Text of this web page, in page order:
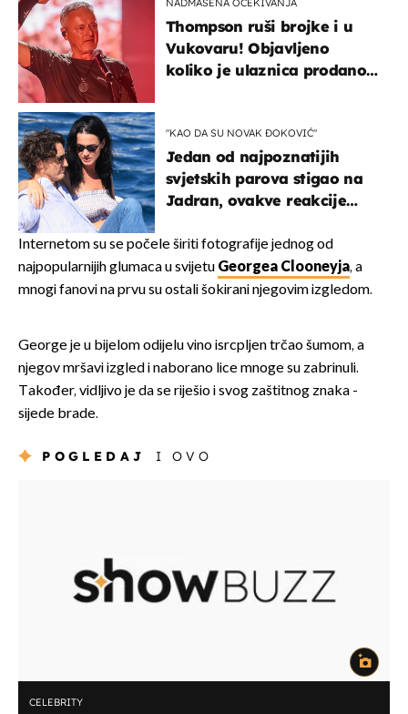
NADMAŠENA OČEKIVANJA
Thompson ruši brojke i u
Vukovaru! Objavljeno
koliko je ulaznica prodano
"KAO DA SU NOVAK ĐOKOVIĆ"
Jedan od najpoznatijih
svjetskih parova stigao na
Jadran, ovakve reakcije
Internetom su se počele širiti fotografije jednog od
najpopularnijih glumaca u svijetu Georgea Clooneyja, a
mnogi fanovi na prvu su ostali šokirani njegovim izgledom.
George je u bijelom odijelu vino isrcpljen trčao šumom, a
njegov mršavi izgled i naborano lice mnoge su zabrinuli.
Također, vidljivo je da se riješio i svog zaštitnog znaka -
sijede brade.
POGLEDAJ I OVO
CELEBRITY